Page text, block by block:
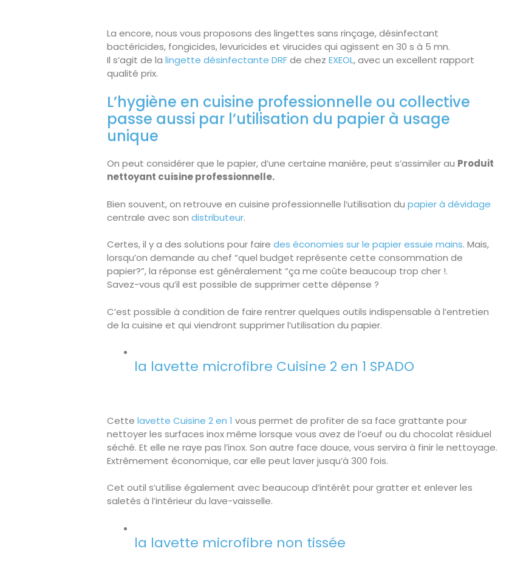
La encore, nous vous proposons des lingettes sans rinçage, désinfectant
bactéricides, fongicides, levuricides et virucides qui agissent en 30 s à 5 mn.
Il s’agit de la lingette désinfectante DRFde chez EXEOL, avec un excellent rapport
qualité prix.
L’hygiène en cuisine professionnelle ou collective
passe aussi par l’utilisation du papier à usage
unique
On peut considérer que le papier, d’une certaine manière, peut s’assimiler au Produit
nettoyant cuisine professionnelle.
Bien souvent, on retrouve en cuisine professionnelle l’utilisation du papier à dévidage
centrale avec son distributeur.
Certes, il y a des solutions pour faire des économies sur le papier essuie mains. Mais,
lorsqu’on demande au chef “quel budget représente cette consommation de
papier?”, la réponse est généralement “ça me coûte beaucoup trop cher !.
Savez-vous qu’il est possible de supprimer cette dépense ?
C’est possible à condition de faire rentrer quelques outils indispensable à l’entretien
de la cuisine et qui viendront supprimer l’utilisation du papier.
la lavette microfibre Cuisine 2 en 1 SPADO
Cette lavette Cuisine 2 en 1 vous permet de profiter de sa face grattante pour
nettoyer les surfaces inox même lorsque vous avez de l’oeuf ou du chocolat résiduel
séché. Et elle ne raye pas l’inox. Son autre face douce, vous servira à finir le nettoyage.
Extrêmement économique, car elle peut laver jusqu’à 300 fois.
Cet outil s’utilise également avec beaucoup d’intérêt pour gratter et enlever les
saletés à l’intérieur du lave-vaisselle.
la lavette microfibre non tissée